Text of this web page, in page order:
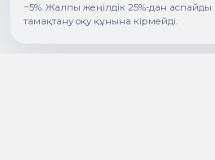
−5%. Жалпы жеңілдік 25%-дан
тамақтану оқу құнына кірмейді.